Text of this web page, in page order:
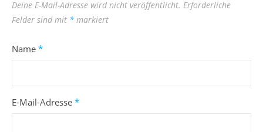
Deine E-Mail-Adresse wird nicht veröffentlicht. Erforderliche
Felder sind mit * markiert
Name *
E-Mail-Adresse *